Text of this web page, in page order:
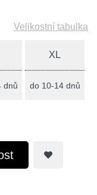
Velikostní tabulka
dnů
XL
do 10-14 dnů